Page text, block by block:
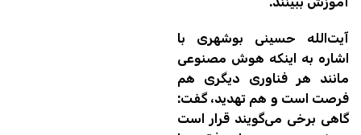
آیت‌الله حسینی بوشهری با
اشاره به اینکه هوش مصنوعی
مانند هر فناوری دیگری هم
فرصت است و هم تهدید، گفت:
گاهی برخی می‌گویند قرار است